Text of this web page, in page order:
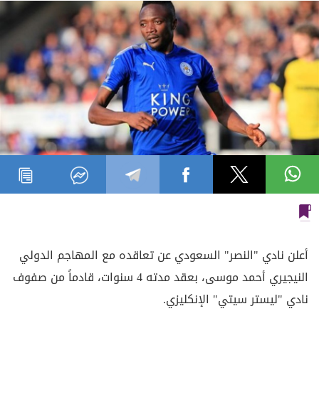
أعلن نادي "النصر" السعودي عن تعاقده مع المهاجم الدولي
النيجيري أحمد موسى، بعقد مدته 4 سنوات، قادماً من صفوف
نادي "ليستر سيتي" الإنكليزي.